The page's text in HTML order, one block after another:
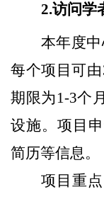
2.访问学
本年度
每个项目可
期限为1-3个
设施。项目
简历等信息。
项目重